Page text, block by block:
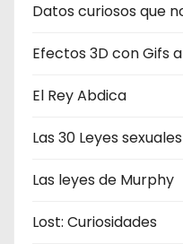
Datos curiosos que
Efectos 3D con Gifs
El Rey Abdica
Las 30 Leyes
Las leyes de Murphy
Lost: Curiosidades